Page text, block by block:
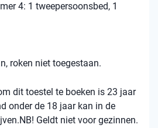
4: 1 tweepersoonsbed, 1
roken niet toegestaan.
dit toestel te boeken is 23 jaar
onder de 18 jaar kan in de
Geldt niet voor gezinnen.